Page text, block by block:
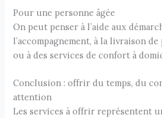
Pour une personne âgée
On peut penser à l’aide aux
l’accompagnement, à la livraison
ou à des services de confort à
Conclusion : offrir du temps, du
attention
Les services à offrir représentent